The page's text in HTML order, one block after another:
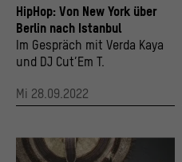
HipHop: Von New York über
Berlin nach Istanbul
Im Gespräch mit Verda Kaya
und DJ Cut’Em T.
Mi 28.09.2022